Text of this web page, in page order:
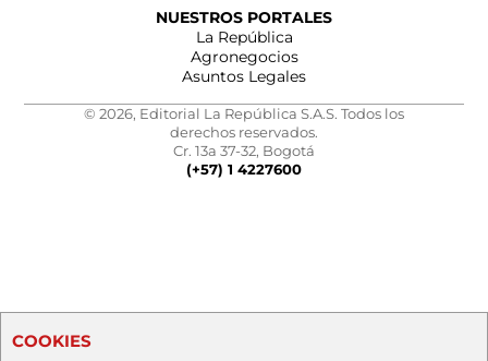
NUESTROS PORTALES
La República
Agronegocios
Asuntos Legales
© 2026, Editorial La República S.A.S. Todos los
derechos reservados.
Cr. 13a 37-32, Bogotá
(+57) 1 4227600
COOKIES